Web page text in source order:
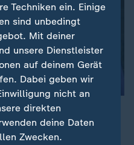
Im Streit um die
hat Kanzler Scholz
Techniken ein. Einige
sind unbedingt
Mit deiner
unsere Dienstleister
auf deinem Gerät
Dabei geben wir
nicht an
direkten
deine Daten
Zwecken.